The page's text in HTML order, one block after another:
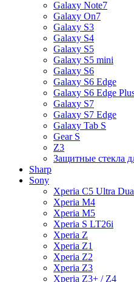
Galaxy Note7
Galaxy On7
Galaxy S3
Galaxy S4
Galaxy S5
Galaxy S5 mini
Galaxy S6
Galaxy S6 Edge
Galaxy S6 Edge
Galaxy S7
Galaxy S7 Edge
Galaxy Tab S
Gear S
Z3
Защитные стекла
Sharp
Sony
Xperia C5 Ultra
Xperia M4
Xperia M5
Xperia S LT26i
Xperia Z
Xperia Z1
Xperia Z2
Xperia Z3
Xperia Z3+ / Z4